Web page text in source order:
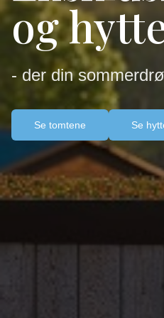
og
- der din
Se tomtene Se